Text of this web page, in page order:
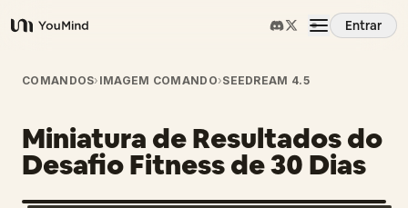
YouMind
Entrar
Visão Geral
Casos de Uso
Habilidades
COMANDOS› IMAGEM COMANDO›SEEDREAM 4.5
Miniatura de Resultados do
Desafio Fitness de 30 Dias